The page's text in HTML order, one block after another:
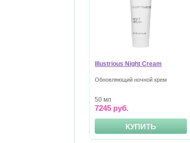
Illustrious Night Cream
Обновляющий ночной крем
50 мл
7245 руб.
КУПИТЬ